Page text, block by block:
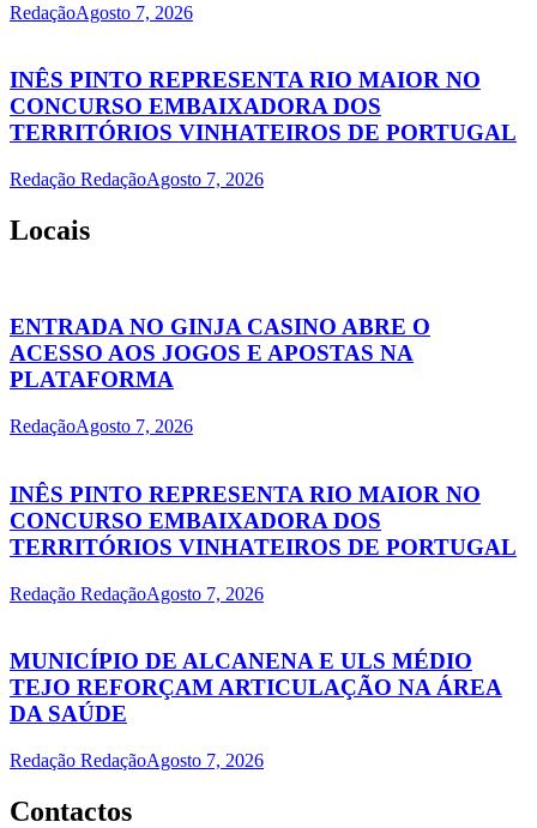
RedaçãoAgosto 7, 2026
INÊS PINTO REPRESENTA RIO MAIOR NO
CONCURSO EMBAIXADORA DOS
TERRITÓRIOS VINHATEIROS DE PORTUGAL
Redação RedaçãoAgosto 7, 2026
Locais
ENTRADA NO GINJA CASINO ABRE O
ACESSO AOS JOGOS E APOSTAS NA
PLATAFORMA
RedaçãoAgosto 7, 2026
INÊS PINTO REPRESENTA RIO MAIOR NO
CONCURSO EMBAIXADORA DOS
TERRITÓRIOS VINHATEIROS DE PORTUGAL
Redação RedaçãoAgosto 7, 2026
MUNICÍPIO DE ALCANENA E ULS MÉDIO
TEJO REFORÇAM ARTICULAÇÃO NA ÁREA
DA SAÚDE
Redação RedaçãoAgosto 7, 2026
Contactos